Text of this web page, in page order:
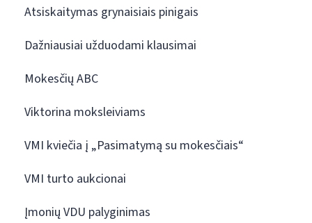
Atsiskaitymas grynaisiais pinigais
Dažniausiai užduodami klausimai
Mokesčių ABC
Viktorina moksleiviams
VMI kviečia į „Pasimatymą su mokesčiais“
VMI turto aukcionai
Įmonių VDU palyginimas